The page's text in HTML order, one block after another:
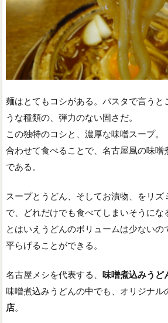
麺はとてもコシがある。パスタで言うと
うな種類の、弾力のない固さだ。
この独特のコシと、濃厚な味噌スープ。
合わせて食べることで、名古屋風の味噌
である。
スープとうどん、そしてお漬物、をリズ
で、どれだけでも食べてしまいそうにな
とはいえうどんのボリュームは少ないの
平らげることができる。
名古屋メシを代表する、 味噌煮込みうど
味噌煮込みうどんの中でも、オリジナル
店。